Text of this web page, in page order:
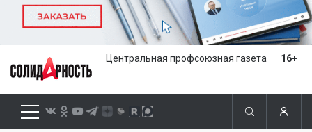
Центральная профсоюзная газета 16+